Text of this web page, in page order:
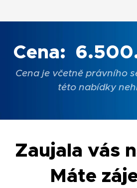
Cena:
Cena je včetně právního
této nabídky
Zaujala vás
Máte